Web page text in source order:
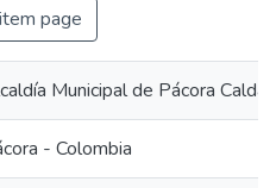
page
Municipal de Pácora Caldas
- Colombia